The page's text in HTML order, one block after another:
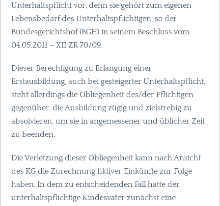
Unterhaltspflicht vor, denn sie gehört zum eigenen
Lebensbedarf des Unterhaltspflichtigen, so der
Bundesgerichtshof (BGH) in seinem Beschluss vom
04.05.2011 –XII ZR 70/09.
Dieser Berechtigung zu Erlangung einer
Erstausbildung, auch bei gesteigerter Unterhaltspflicht,
steht allerdings die Obliegenheit des/der Pflichtigen
gegenüber, die Ausbildung zügig und zielstrebig zu
absolvieren, um sie in angemessener und üblicher Zeit
zu beenden.
Die Verletzung dieser Obliegenheit kann nach Ansicht
des KG die Zurechnung fiktiver Einkünfte zur Folge
haben. In dem zu entscheidenden Fall hatte der
unterhaltspflichtige Kindesvater zunächst eine